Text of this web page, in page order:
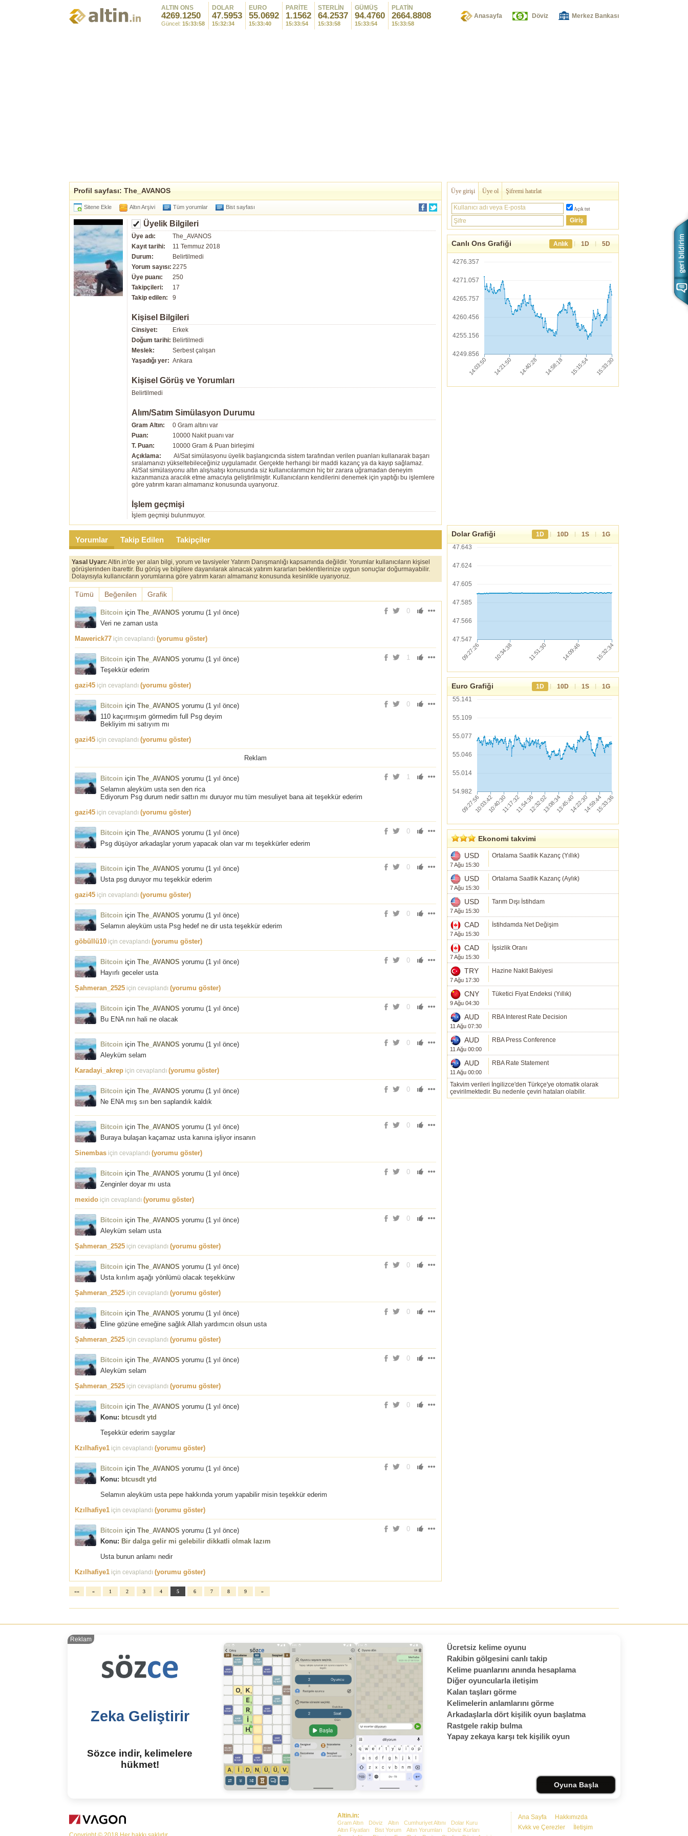
ALTIN ONS
4269.1250
Güncel: 15:33:58
DOLAR
47.5953
15:32:34
EURO
55.0692
15:33:40
PARİTE
1.1562
15:33:54
STERLİN
64.2537
15:33:58
GÜMÜŞ
94.4760
15:33:54
PLATİN
2664.8808
15:33:58
Anasayfa Döviz Merkez Bankası
Profil sayfası: The_AVANOS
Sitene Ekle Altın Arşivi Tüm yorumlar Bist sayfası
Üyelik Bilgileri
Üye adı:
The_AVANOS
Kayıt tarihi:
11 Temmuz 2018
Durum:
Belirtilmedi
Yorum sayısı: 2275
Üye puanı:
250
Takipçileri:
17
Takip edilen:
9
Kişisel Bilgileri
Cinsiyet:
Erkek
Doğum tarihi: Belirtilmedi
Meslek:
Serbest çalışan
Yaşadığı yer: Ankara
Kişisel Görüş ve Yorumları
Belirtilmedi
Alım/Satım Simülasyon Durumu
Gram Altın:
0 Gram altını var
Puan:
10000 Nakit puanı var
T. Puan:
10000 Gram & Puan birleşimi
Açıklama:
Al/Sat simülasyonu üyelik başlangıcında sistem tarafından verilen puanları kullanarak başarı
sıralamanızı yükseltebileceğiniz uygulamadır. Gerçekte herhangi bir maddi kazanç ya da kayıp sağlamaz.
Al/Sat simülasyonu altın alış/satışı konusunda siz kullanıcılarımızın hiç bir zarara uğramadan deneyim
kazanmanıza aracılık etme amacıyla geliştirilmiştir. Kullanıcıların kendilerini denemek için yaptığı bu işlemlere
göre yatırım kararı almamanız konusunda uyarıyoruz.
İşlem geçmişi
İşlem geçmişi bulunmuyor.
Yorumlar Takip Edilen Takipçiler
Yasal Uyarı: Altin.in'de yer alan bilgi, yorum ve tavsiyeler Yatırım Danışmanlığı kapsamında değildir. Yorumlar kullanıcıların kişisel
görüşlerinden ibarettir. Bu görüş ve bilgilere dayanılarak alınacak yatırım kararları beklentilerinize uygun sonuçlar doğurmayabilir.
Dolayısıyla kullanıcıların yorumlarına göre yatırım kararı almamanız konusunda kesinlikle uyarıyoruz.
Tümü Beğenilen Grafik
0
Bitcoin için The_AVANOS yorumu (1 yıl önce)
Veri ne zaman usta
Mawerick77 için cevaplandı (yorumu göster)
1
Bitcoin için The_AVANOS yorumu (1 yıl önce)
Teşekkür ederim
gazi45 için cevaplandı (yorumu göster)
0
Bitcoin için The_AVANOS yorumu (1 yıl önce)
110 kaçırmışım görmedim full Psg deyim
Bekliyim mi satıyım mı
gazi45 için cevaplandı (yorumu göster)
Reklam
1
Bitcoin için The_AVANOS yorumu (1 yıl önce)
Selamın aleyküm usta sen den rica
Ediyorum Psg durum nedir sattın mı duruyor mu tüm mesuliyet bana ait teşekkür ederim
gazi45 için cevaplandı (yorumu göster)
0
Bitcoin için The_AVANOS yorumu (1 yıl önce)
Psg düşüyor arkadaşlar yorum yapacak olan var mı teşekkürler ederim
0
Bitcoin için The_AVANOS yorumu (1 yıl önce)
Usta psg duruyor mu teşekkür ederim
gazi45 için cevaplandı (yorumu göster)
0
Bitcoin için The_AVANOS yorumu (1 yıl önce)
Selamın aleyküm usta Psg hedef ne dir usta teşekkür ederim
göbüllü10 için cevaplandı (yorumu göster)
0
Bitcoin için The_AVANOS yorumu (1 yıl önce)
Hayırlı geceler usta
Şahmeran_2525 için cevaplandı (yorumu göster)
0
Bitcoin için The_AVANOS yorumu (1 yıl önce)
Bu ENA nın hali ne olacak
0
Bitcoin için The_AVANOS yorumu (1 yıl önce)
Aleyküm selam
Karadayi_akrep için cevaplandı (yorumu göster)
0
Bitcoin için The_AVANOS yorumu (1 yıl önce)
Ne ENA mış sın ben saplandık kaldık
0
Bitcoin için The_AVANOS yorumu (1 yıl önce)
Buraya bulaşan kaçamaz usta kanına işliyor insanın
Sinembas için cevaplandı (yorumu göster)
0
Bitcoin için The_AVANOS yorumu (1 yıl önce)
Zenginler doyar mı usta
mexido için cevaplandı (yorumu göster)
0
Bitcoin için The_AVANOS yorumu (1 yıl önce)
Aleyküm selam usta
Şahmeran_2525 için cevaplandı (yorumu göster)
0
Bitcoin için The_AVANOS yorumu (1 yıl önce)
Usta kırılım aşağı yönlümü olacak teşekkürw
Şahmeran_2525 için cevaplandı (yorumu göster)
0
Bitcoin için The_AVANOS yorumu (1 yıl önce)
Eline gözüne emeğine sağlık Allah yardımcın olsun usta
Şahmeran_2525 için cevaplandı (yorumu göster)
0
Bitcoin için The_AVANOS yorumu (1 yıl önce)
Aleyküm selam
Şahmeran_2525 için cevaplandı (yorumu göster)
0
Bitcoin için The_AVANOS yorumu (1 yıl önce)
Konu: btcusdt ytd
Teşekkür ederim saygılar
Kzılhafiye1 için cevaplandı (yorumu göster)
0
Bitcoin için The_AVANOS yorumu (1 yıl önce)
Konu: btcusdt ytd
Selamın aleyküm usta pepe hakkında yorum yapabilir misin teşekkür ederim
Kzılhafiye1 için cevaplandı (yorumu göster)
0
Bitcoin için The_AVANOS yorumu (1 yıl önce)
Konu: Bir dalga gelir mi gelebilir dikkatli olmak lazım
Usta bunun anlamı nedir
Kzılhafiye1 için cevaplandı (yorumu göster)
«« « 1 2 3 4 5 6 7 8 9 »
Üye girişi Üye ol Şifremi hatırlat
Kullanıcı adı veya E-posta Açık tut
Şifre
Canlı Ons Grafiği Anlık | 1D | 5D
4276.357
4271.057
4265.757
4260.456
4255.156
4249.856
Dolar Grafiği 1D | 10D | 1S |
1G
47.643
47.624
47.605
47.585
47.566
47.547
Euro Grafiği 1D | 10D | 1S |
1G
55.141
55.109
55.077
55.046
55.014
54.982
Ekonomi takvimi
USD
7 Ağu 15:30
Ortalama Saatlik Kazanç (Yıllık)
USD
7 Ağu 15:30
Ortalama Saatlik Kazanç (Aylık)
USD
7 Ağu 15:30
Tarım Dışı İstihdam
CAD
7 Ağu 15:30
İstihdamda Net Değişim
CAD
7 Ağu 15:30
İşsizlik Oranı
TRY
7 Ağu 17:30
Hazine Nakit Bakiyesi
CNY
9 Ağu 04:30
Tüketici Fiyat Endeksi (Yıllık)
AUD
11 Ağu 07:30
RBA Interest Rate Decision
AUD
11 Ağu 00:00
RBA Press Conference
AUD
11 Ağu 00:00
RBA Rate Statement
Takvim verileri İngilizce'den Türkçe'ye otomatik olarak
çevirilmektedir. Bu nedenle çeviri hataları olabilir.
Zeka Geliştirir
Sözce indir, kelimelere
hükmet!
Ücretsiz kelime oyunu
Rakibin gölgesini canlı takip
Kelime puanlarını anında hesaplama
Diğer oyuncularla iletişim
Kalan taşları görme
Kelimelerin anlamlarını görme
Arkadaşlarla dört kişilik oyun başlatma
Rastgele rakip bulma
Yapay zekaya karşı tek kişilik oyun
Oyuna Başla
Reklam
Ana Sayfa
Hakkımızda
Kvkk ve Çerezler
İletişim
Altin.in:
Gram Altın Döviz Altın Cumhuriyet Altını
Dolar Kuru
Altın Fiyatları
Bist Yorum Altın Yorumları
Döviz Kurları